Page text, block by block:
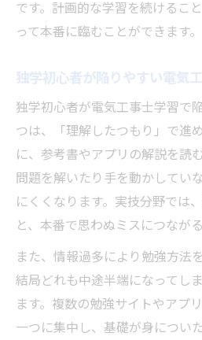
です。計画的な学習を続けるこ
って本番に臨むことができます。
独学初心者が陥りやすい電気
独学初心者が電気工事士学習で
つは、「理解したつもり」で進
に、参考書やアプリの解説を読
問題を解いたり手を動かしてい
にくくなります。実技分野では
と、本番で思わぬミスにつなが
また、情報過多により勉強方法
結局どれも中途半端になってし
ます。複数の勉強サイトやアプ
一つに集中し、基礎が身につい